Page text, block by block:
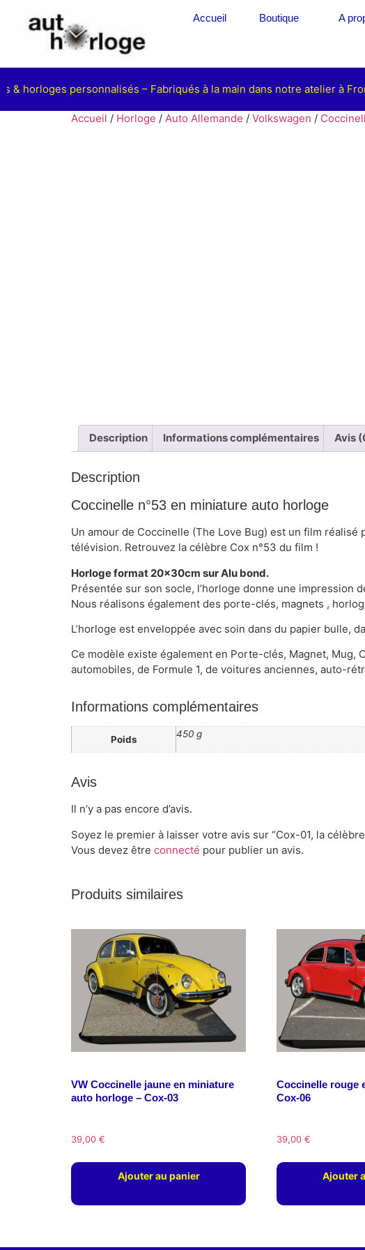
Accueil Boutique A
horloges personnalisés – Fabriqués à la main dans notre atelier à
Accueil / Horloge / Auto Allemande / Volkswagen /
Description Informations complémentaires Avis
Description
Coccinelle n°53 en miniature auto horloge
Un amour de Coccinelle (The Love Bug) est un film
télévision. Retrouvez la célèbre Cox n°53 du film !
Horloge format 20x30cm sur Alu bond.
Présentée sur son socle, l’horloge donne une impression
Nous réalisons également des porte-clés, magnets ,
L’horloge est enveloppée avec soin dans du papier bulle,
Ce modèle existe également en Porte-clés, Magnet, Mug,
automobiles, de Formule 1, de voitures anciennes, auto-
Informations complémentaires
Poids 450 g
Avis
Il n’y a pas encore d’avis.
Soyez le premier à laisser votre avis sur “Cox-01, la
Vous devez être connecté pour publier un avis.
Produits similaires
VW Coccinelle jaune en miniature
auto horloge – Cox-03
39,00 €
Ajouter au panier
Coccinelle rouge
Cox-06
39,00 €
Ajouter